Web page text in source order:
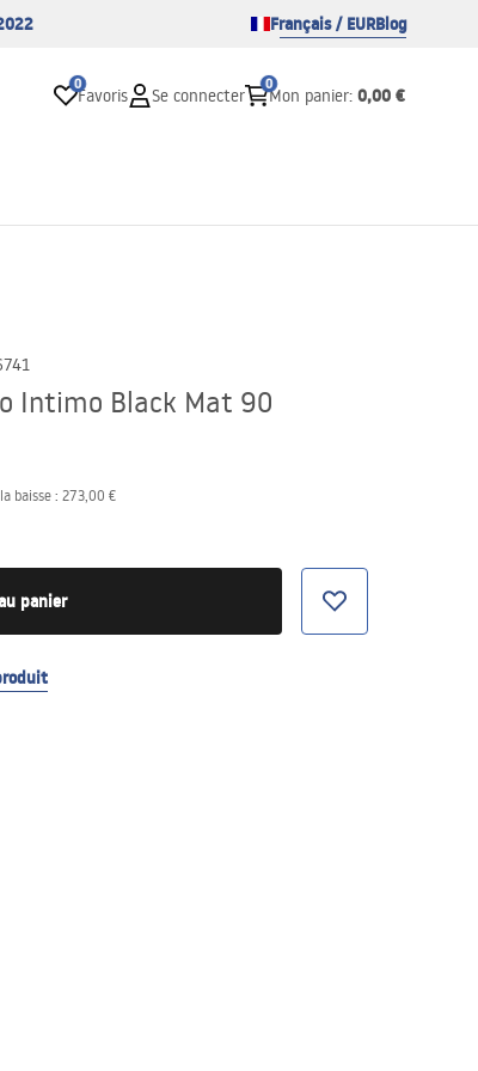
Français / EURBlog
0
Favoris Se connecter
0
Mon panier: 0,00 €
Intimo Black Mat 90
baisse : 273,00 €
panier